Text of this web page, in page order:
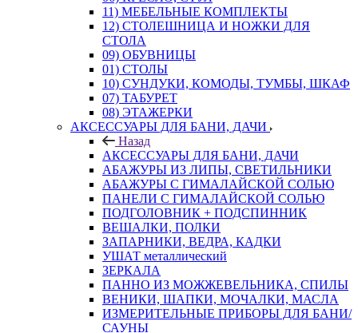
11) МЕБЕЛЬНЫЕ КОМПЛЕКТЫ
12) СТОЛЕШНИЦА И НОЖКИ ДЛЯ
СТОЛА
09) ОБУВНИЦЫ
01) СТОЛЫ
10) СУНДУКИ, КОМОДЫ, ТУМБЫ, ШКАФ
07) ТАБУРЕТ
08) ЭТАЖЕРКИ
АКСЕССУАРЫ ДЛЯ БАНИ, ДАЧИ
Назад
АКСЕССУАРЫ ДЛЯ БАНИ, ДАЧИ
АБАЖУРЫ ИЗ ЛИПЫ, СВЕТИЛЬНИКИ
АБАЖУРЫ С ГИМАЛАЙСКОЙ СОЛЬЮ
ПАНЕЛИ С ГИМАЛАЙСКОЙ СОЛЬЮ
ПОДГОЛОВНИК + ПОДСПИННИК
ВЕШАЛКИ, ПОЛКИ
ЗАПАРНИКИ, ВЕДРА, КАДКИ
УШАТ металлический
ЗЕРКАЛА
ПАННО ИЗ МОЖЖЕВЕЛЬНИКА, СПИЛЫ
ВЕНИКИ, ШАПКИ, МОЧАЛКИ, МАСЛА
ИЗМЕРИТЕЛЬНЫЕ ПРИБОРЫ ДЛЯ БАНИ/
САУНЫ